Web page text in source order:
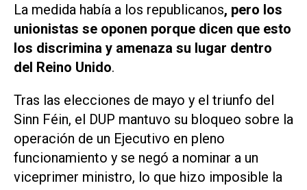
La medida había a los republicanos, pero los
unionistas se oponen porque dicen que esto
los discrimina y amenaza su lugar dentro
del Reino Unido.
Tras las elecciones de mayo y el triunfo del
Sinn Féin, el DUP mantuvo su bloqueo sobre la
operación de un Ejecutivo en pleno
funcionamiento y se negó a nominar a un
viceprimer ministro, lo que hizo imposible la